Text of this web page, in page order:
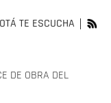
TE ESCUCHA
DE OBRA DEL